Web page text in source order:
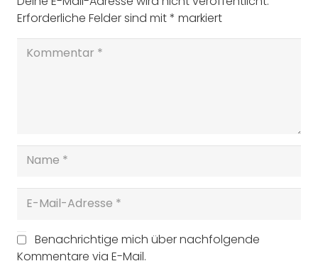
Erforderliche Felder sind mit* markiert
Benachrichtige mich über nachfolgende
Kommentare via E-Mail.